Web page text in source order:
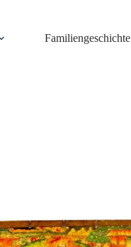
Familiengeschichte